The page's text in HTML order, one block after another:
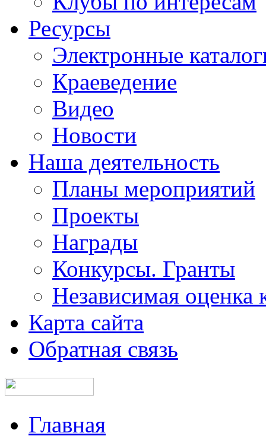
Ресурсы
Электронные
Краеведение
Видео
Новости
Наша деятельность
Планы мероприятий
Проекты
Награды
Конкурсы. Гранты
Независимая оценка
Карта сайта
Обратная связь
Главная